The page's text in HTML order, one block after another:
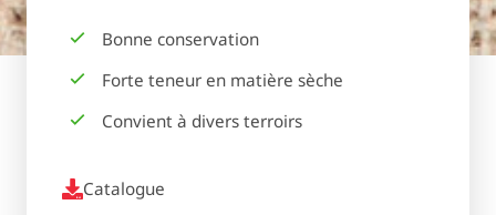
Bonne conservation
Forte teneur en matière sèche
Convient à divers terroirs
Catalogue